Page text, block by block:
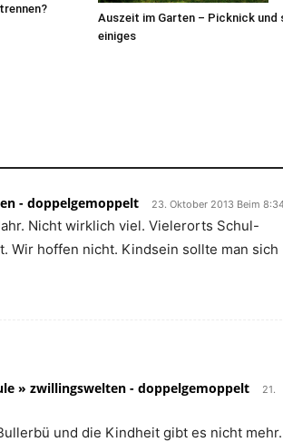
Auszeit im Garten – Picknick und
einiges
- doppelgemoppelt 23. Oktober 2013 Beim
Nicht wirklich viel. Vielerorts Schul-
Wir hoffen nicht. Kindsein sollte man sich
» zwillingswelten - doppelgemoppelt
21.
und die Kindheit gibt es nicht mehr.